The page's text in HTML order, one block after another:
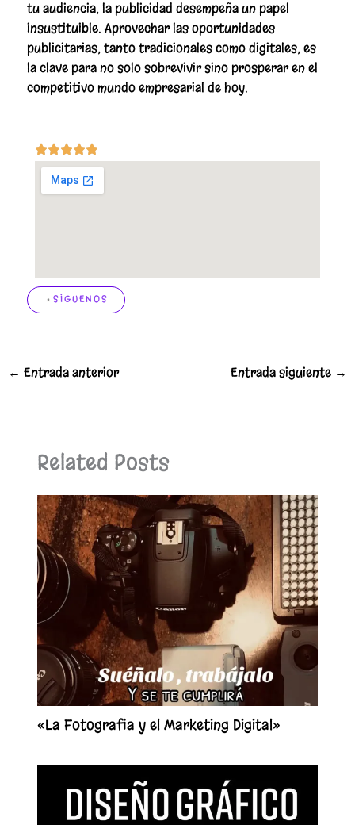
tu audiencia, la publicidad desempeña un papel
insustituible. Aprovechar las oportunidades
publicitarias, tanto tradicionales como digitales, es
la clave para no solo sobrevivir sino prosperar en el
competitivo mundo empresarial de hoy.
SIGUENOS
← Entrada anterior Entrada siguiente →
Related Posts
«La Fotografia y el Marketing Digital»